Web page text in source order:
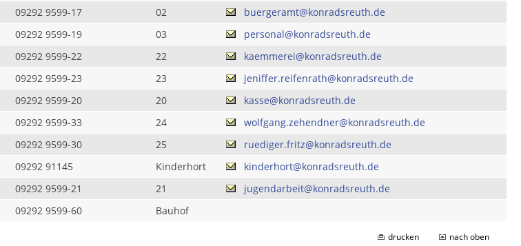
09292 9599-17 02
buergeramt@konradsreuth.de
09292 9599-19 03
personal@konradsreuth.de
09292 9599-22 22
kaemmerei@konradsreuth.de
09292 9599-23 23
jeniffer.reifenrath@konradsreuth.de
09292 9599-20 20
kasse@konradsreuth.de
09292 9599-33 24
wolfgang.zehendner@konradsreuth.de
09292 9599-30 25
ruediger.fritz@konradsreuth.de
09292 91145 Kinderhort
kinderhort@konradsreuth.de
09292 9599-21 21
jugendarbeit@konradsreuth.de
09292 9599-60 Bauhof
drucken nach oben